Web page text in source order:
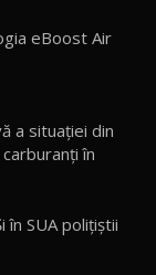
eBoost Air
a situației din
în
SUA polițiștii